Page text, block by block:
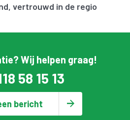
vertrouwd in de regio
Wij helpen graag!
58 15 13
bericht